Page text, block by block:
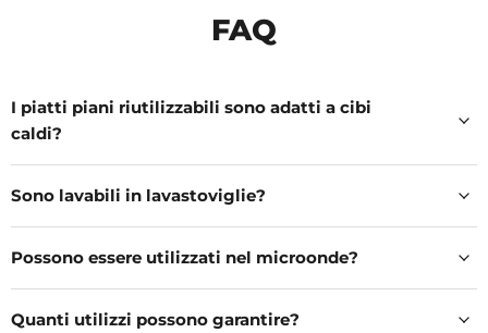
FAQ
I piatti piani riutilizzabili sono adatti a cibi
caldi?
Sono lavabili in lavastoviglie?
Possono essere utilizzati nel microonde?
Quanti utilizzi possono garantire?